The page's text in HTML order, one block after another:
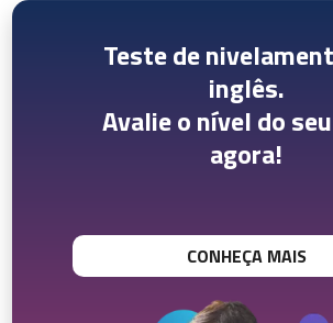
Teste de
inglês.
Avalie o nível do
agora!
CONHEÇA MAIS